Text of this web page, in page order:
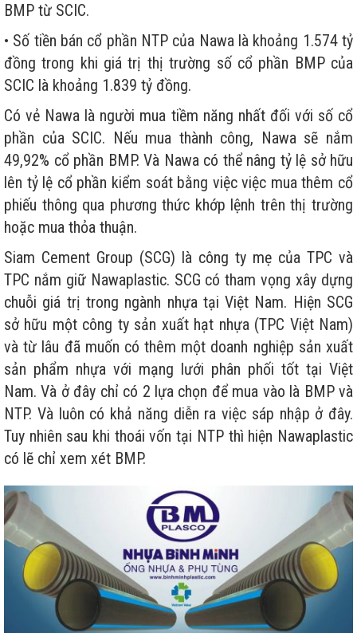
BMP từ SCIC.
• Số tiền bán cổ phần NTP của Nawa là khoảng 1.574 tỷ
đồng trong khi giá trị thị trường số cổ phần BMP của
SCIC là khoảng 1.839 tỷ đồng.
Có vẻ Nawa là người mua tiềm năng nhất đối với số cổ
phần của SCIC. Nếu mua thành công, Nawa sẽ nắm
49,92% cổ phần BMP. Và Nawa có thể nâng tỷ lệ sở hữu
lên tỷ lệ cổ phần kiểm soát bằng việc việc mua thêm cổ
phiếu thông qua phương thức khớp lệnh trên thị trường
hoặc mua thỏa thuận.
Siam Cement Group (SCG) là công ty mẹ của TPC và
TPC nắm giữ Nawaplastic. SCG có tham vọng xây dựng
chuỗi giá trị trong ngành nhựa tại Việt Nam. Hiện SCG
sở hữu một công ty sản xuất hạt nhựa (TPC Việt Nam)
và từ lâu đã muốn có thêm một doanh nghiệp sản xuất
sản phẩm nhựa với mạng lưới phân phối tốt tại Việt
Nam. Và ở đây chỉ có 2 lựa chọn để mua vào là BMP và
NTP. Và luôn có khả năng diễn ra việc sáp nhập ở đây.
Tuy nhiên sau khi thoái vốn tại NTP thì hiện Nawaplastic
có lẽ chỉ xem xét BMP.